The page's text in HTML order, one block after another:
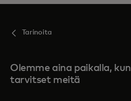
Tarinoita
Olemme aina paikalla, kun
tarvitset meitä